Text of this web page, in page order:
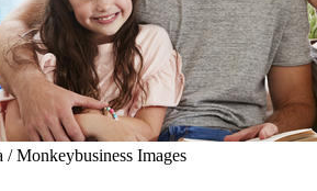
Monkeybusiness Images